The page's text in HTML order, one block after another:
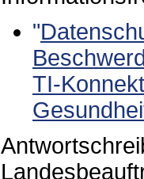
"
TI-